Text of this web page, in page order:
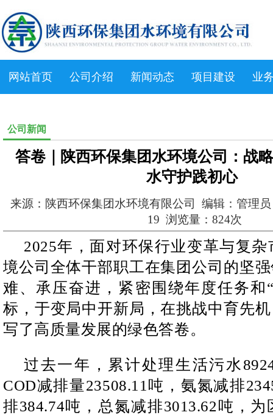
网站首页 公司介绍 新闻动态 项目建设 业
公司新闻
答卷｜陕西环保集团水环境公司：战
水守护践初心
来源：陕西环保集团水环境有限公司 编辑：管理
19 浏览量：824次
2025年，面对环保行业变革与复
境公司全体干部职工在集团公司的坚
难、承压奋进，紧密围绕年度任务和
标，于变局中开新局，在挑战中育先
写了高质量发展的绿色答卷。
过去一年，累计处理生活污水
COD减排量23508.11吨，氨氮减排
排384.74吨，总氮减排3013.62吨，